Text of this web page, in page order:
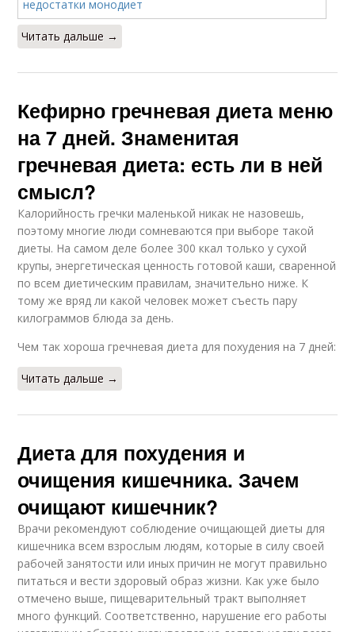
Читать дальше →
Кефирно гречневая диета меню
на 7 дней. Знаменитая
гречневая диета: есть ли в ней
смысл?
Калорийность гречки маленькой никак не назовешь,
поэтому многие люди сомневаются при выборе такой
диеты. На самом деле более 300 ккал только у сухой
крупы, энергетическая ценность готовой каши, сваренной
по всем диетическим правилам, значительно ниже. К
тому же вряд ли какой человек может съесть пару
килограммов блюда за день.
Чем так хороша гречневая диета для похудения на 7 дней:
Читать дальше →
Диета для похудения и
очищения кишечника. Зачем
очищают кишечник?
Врачи рекомендуют соблюдение очищающей диеты для
кишечника всем взрослым людям, которые в силу своей
рабочей занятости или иных причин не могут правильно
питаться и вести здоровый образ жизни. Как уже было
отмечено выше, пищеварительный тракт выполняет
много функций. Соответственно, нарушение его работы